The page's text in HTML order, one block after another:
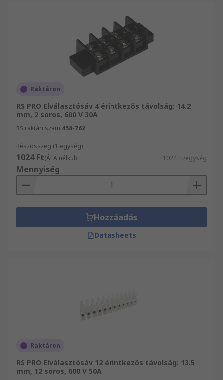
Raktáron
RS PRO Elválasztósáv 4 érintkezős távolság: 14.2
mm, 2 soros, 600 V 30A
RS raktári szám 458-762
Részösszeg (1 egység)
1024 Ft(ÁFA nélkül) 1024 Ft/egység
Mennyiség
Hozzáadás
Datasheets
Raktáron
RS PRO Elválasztósáv 12 érintkezős távolság: 13.5
mm, 12 soros, 600 V 50A